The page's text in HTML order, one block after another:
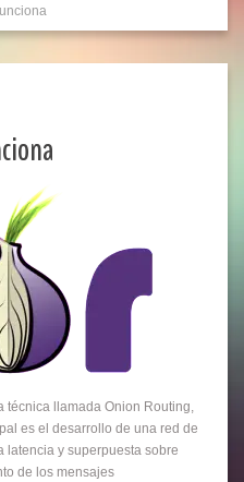
técnica llamada Onion Routing,
es el desarrollo de una red de
latencia y superpuesta sobre
de los mensajes